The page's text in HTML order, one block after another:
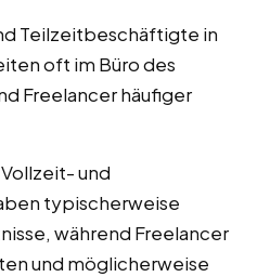
Teilzeitbeschäftigte in
oft im Büro des
Freelancer häufiger
Vollzeit- und
typischerweise
während Freelancer
und möglicherweise